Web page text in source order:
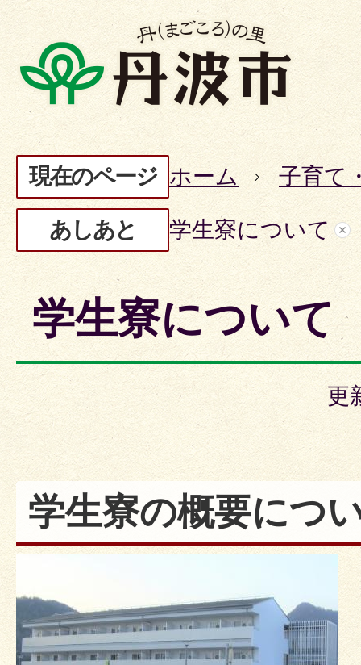
現在のページ ホーム 子育て
あしあと 学生寮について
学生寮について
更
学生寮の概要につ